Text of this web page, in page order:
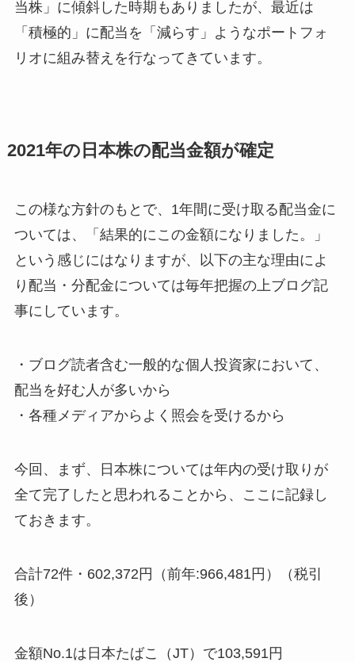
当株」に傾斜した時期もありましたが、最近は
「積極的」に配当を「減らす」ようなポートフォ
リオに組み替えを行なってきています。
2021年の日本株の配当金額が確定
この様な方針のもとで、1年間に受け取る配当金に
ついては、「結果的にこの金額になりました。」
という感じにはなりますが、以下の主な理由によ
り配当・分配金については毎年把握の上ブログ記
事にしています。
・ブログ読者含む一般的な個人投資家において、
配当を好む人が多いから
・各種メディアからよく照会を受けるから
今回、まず、日本株については年内の受け取りが
全て完了したと思われることから、ここに記録し
ておきます。
合計72件・602,372円 （前年:966,481円）（税引
後）
金額No.1は日本たばこ（JT）で103,591円